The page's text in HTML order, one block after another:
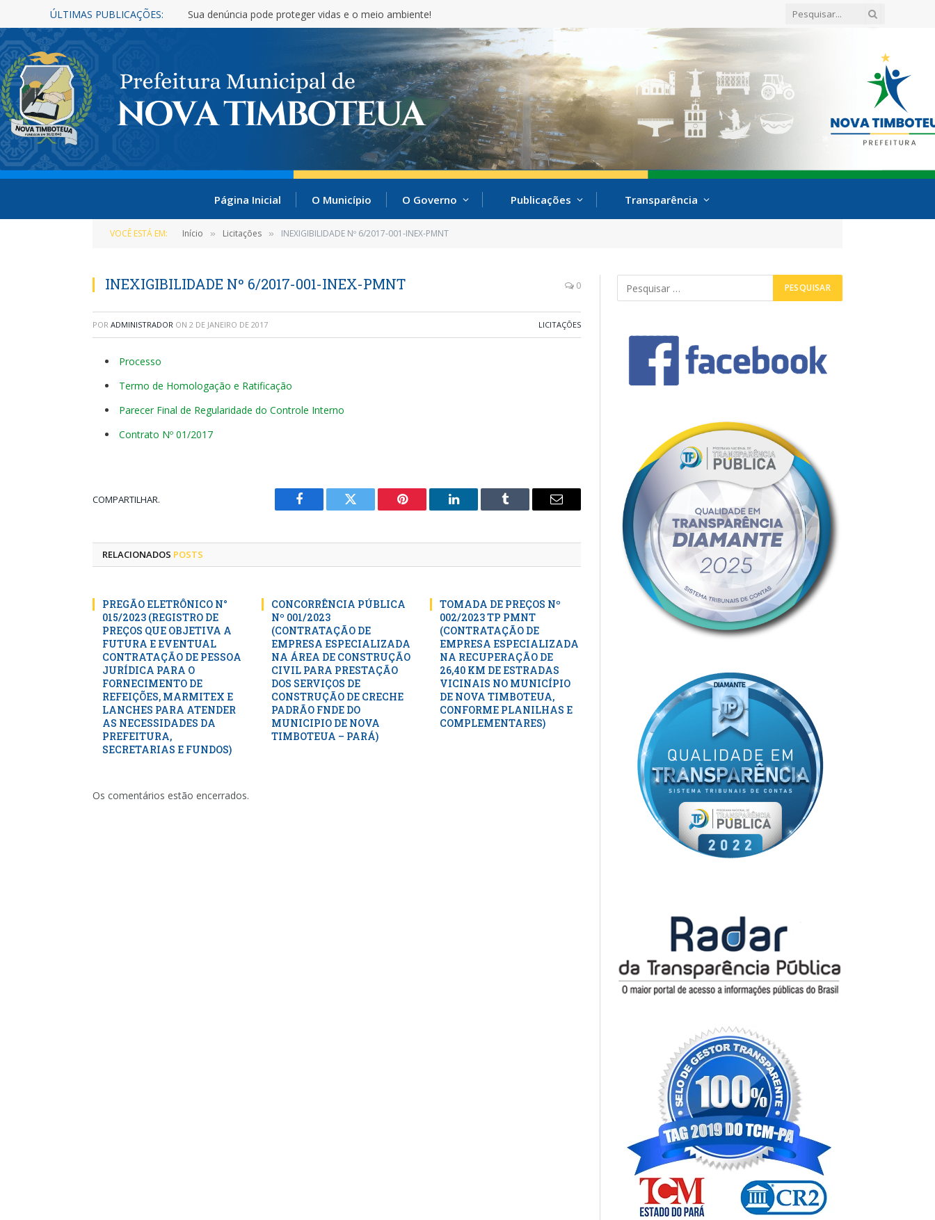
ÚLTIMAS PUBLICAÇÕES: Sua denúncia pode proteger vidas e o meio ambiente!
Página Inicial O Município O Governo Publicações Transparência
VOCÊ ESTÁ EM: Início » Licitações » INEXIGIBILIDADE Nº 6/2017-001-INEX-PMNT
INEXIGIBILIDADE Nº 6/2017-001-INEX-PMNT 0
POR ADMINISTRADOR ON 2 DE JANEIRO DE 2017 LICITAÇÕES
Processo
Termo de Homologação e Ratificação
Parecer Final de Regularidade do Controle Interno
Contrato Nº 01/2017
COMPARTILHAR.
Facebook Twitter Pinterest LinkedIn Tumblr
E-
RELACIONADOS POSTS
PREGÃO ELETRÔNICO N°
015/2023 (REGISTRO DE
PREÇOS QUE OBJETIVA A
FUTURA E EVENTUAL
CONTRATAÇÃO DE PESSOA
JURÍDICA PARA O
FORNECIMENTO DE
REFEIÇÕES, MARMITEX E
LANCHES PARA ATENDER
AS NECESSIDADES DA
PREFEITURA,
SECRETARIAS E FUNDOS)
CONCORRÊNCIA PÚBLICA
Nº 001/2023
(CONTRATAÇÃO DE
EMPRESA ESPECIALIZADA
NA ÁREA DE CONSTRUÇÃO
CIVIL PARA PRESTAÇÃO
DOS SERVIÇOS DE
CONSTRUÇÃO DE CRECHE
PADRÃO FNDE DO
MUNICIPIO DE NOVA
TIMBOTEUA – PARÁ)
TOMADA DE PREÇOS Nº
002/2023 TP PMNT
(CONTRATAÇÃO DE
EMPRESA ESPECIALIZADA
NA RECUPERAÇÃO DE
26,40 KM DE ESTRADAS
VICINAIS NO MUNICÍPIO
DE NOVA TIMBOTEUA,
CONFORME PLANILHAS E
COMPLEMENTARES)
Os comentários estão encerrados.